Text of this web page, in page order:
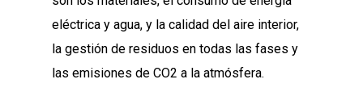
eléctrica y agua, y la calidad del aire interior,
la gestión de residuos en todas las fases y
las emisiones de CO2 a la atmósfera.